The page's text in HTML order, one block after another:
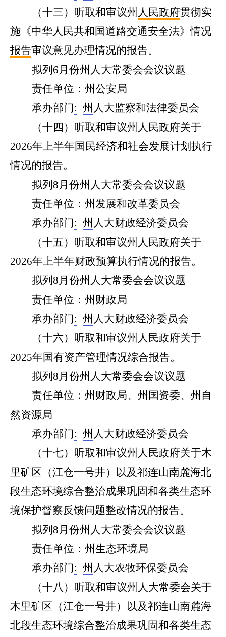
（十三） 听取和审议州 人民政府贯彻实
施《中华人民共和国道路交通安全法》情况
报告审议意见办理情况的报告。
拟列 6月份州人大常委会会议议题
责任单位：州公安局
承办部门: 州 人大监察和法律委员会
（十四 ）听取和审议州人民政府关于
2026年上半年国民经济和社会发展计划执行
情况的报告。
拟列 8月份州人大常委会会议议题
责任单位：州发展和改革委员会
承办部门: 州 人大财政经济委员会
（十五）听取和审议州人民政府关于
2026年上半年财政预算执行情况的报告。
拟列 8月份州人大常委会会议议题
责任单位：州 财政局
承办部门: 州 人大财政经济委员会
（十六）听取和审议州人民政府关于
2025年国有资产管理情况综合报告。
拟列 8月份州人大常委会会议议题
责任单位：州财政局、 州国资委、 州自
然资源局
承办部门: 州 人大财政经济委员会
（十七）听取和审议州人民政府关于木
里矿区（江仓一号井）以及祁连山南麓海北
段生态环境综合整治成果巩固和各类生态环
境保护督察反馈问题整改情况的报告。
拟列 8月份州人大常委会会议议题
责任单位：州生态环境局
承办部门: 州 人大农牧环保委员会
（十八 ）听取和审议州人大常委会关于
木里矿区（江仓一号井）以及祁连山南麓海
北段生态环境综合整治成果巩固和各类生态